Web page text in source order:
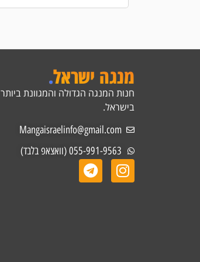
מנגה ישראל.
חנות המנגה הגדולה והמגוונת ביותר
בישראל.
Mangaisraelinfo@gmail.com
055-991-9563 (וואצאפ בלבד)